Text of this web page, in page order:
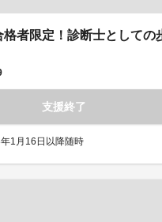
者限定！診断士としての
支援終了
1月16日以降随時